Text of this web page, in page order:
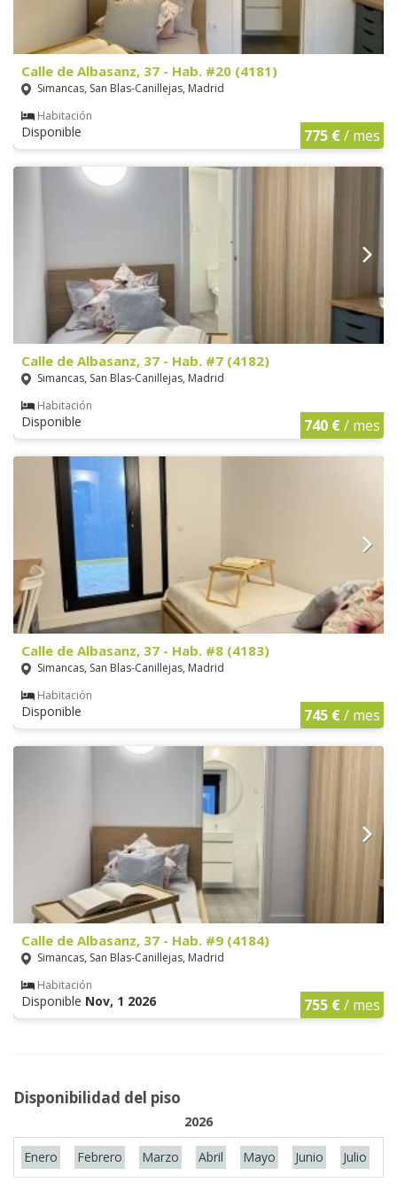
Calle de Albasanz, 37 - Hab. #20 (4181)
Simancas, San Blas-Canillejas, Madrid
Habitación
Disponible 775 €/ mes
Calle de Albasanz, 37 - Hab. #7 (4182)
Simancas, San Blas-Canillejas, Madrid
Habitación
Disponible 740 €/ mes
Calle de Albasanz, 37 - Hab. #8 (4183)
Simancas, San Blas-Canillejas, Madrid
Habitación
Disponible 745 €/ mes
Calle de Albasanz, 37 - Hab. #9 (4184)
Simancas, San Blas-Canillejas, Madrid
Habitación
Disponible Nov, 1 2026 755 €/ mes
Disponibilidad del piso
2026
Enero Febrero Marzo Abril Mayo Junio Julio